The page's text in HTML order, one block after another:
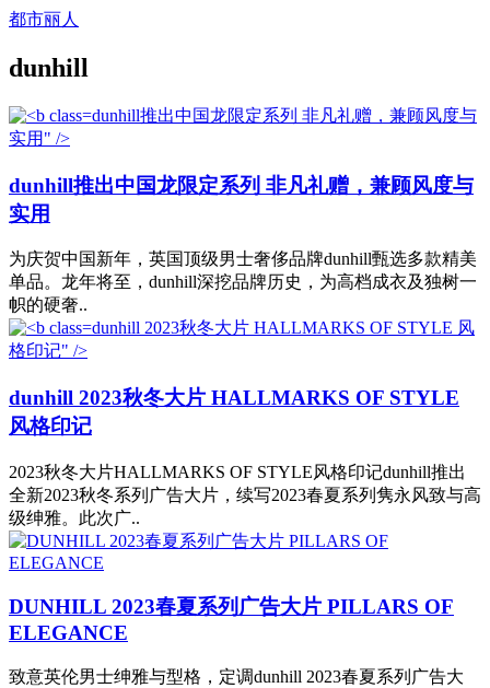
都市丽人
dunhill
dunhill推出中国龙限定系列 非凡礼赠，兼顾风度与
实用" />
dunhill推出中国龙限定系列 非凡礼赠，兼顾风度与
实用
为庆贺中国新年，英国顶级男士奢侈品牌dunhill甄选多款精美
单品。龙年将至，dunhill深挖品牌历史，为高档成衣及独树一
帜的硬奢..
dunhill 2023秋冬大片 HALLMARKS OF STYLE 风
格印记" />
dunhill 2023秋冬大片 HALLMARKS OF STYLE
风格印记
2023秋冬大片HALLMARKS OF STYLE风格印记dunhill推出
全新2023秋冬系列广告大片，续写2023春夏系列隽永风致与高
级绅雅。此次广..
DUNHILL 2023春夏系列广告大片 PILLARS OF
ELEGANCE
致意英伦男士绅雅与型格，定调dunhill 2023春夏系列广告大